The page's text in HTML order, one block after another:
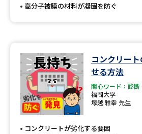
高等学校（情報）教員資格認定
大学研究
高分子被膜の材料が凝固を防ぐ
コンクリー
せる方法
関心ワード：診断
福岡大学
塚越 雅幸 先生
コンクリートが劣化する要因